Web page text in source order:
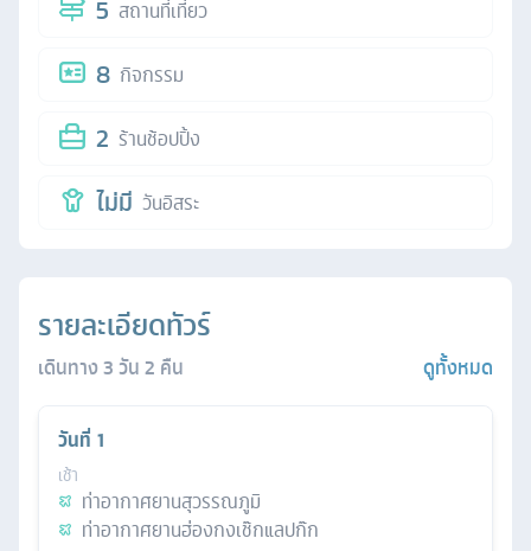
5 สถานที่เที่ยว
8 กิจกรรม
2 ร้านช้อปปิ้ง
ไม่มี วันอิสระ
รายละเอียดทัวร์
เดินทาง3วัน2 คืน ดูทั้งหมด
วันที่ 1
เช้า
ท่าอากาศยานสุวรรณภูมิ
ท่าอากาศยานฮ่องกงเช๊กแลปก๊ก